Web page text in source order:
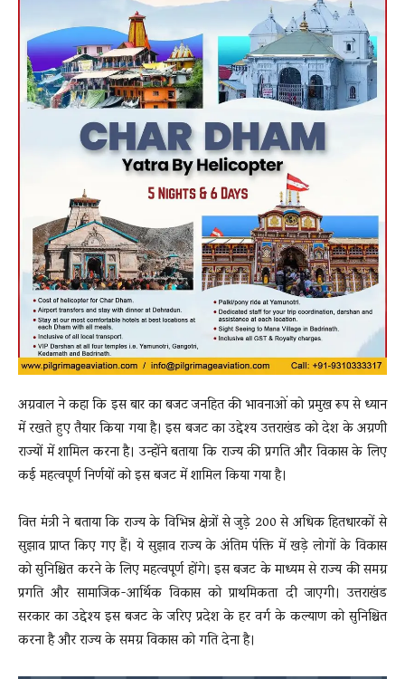
अग्रवाल ने कहा कि इस बार का बजट जनहित की भावनाओं को प्रमुख रूप से ध्यान
में रखते हुए तैयार किया गया है। इस बजट का उद्देश्य उत्तराखंड को देश के अग्रणी
राज्यों में शामिल करना है। उन्होंने बताया कि राज्य की प्रगति और विकास के लिए
कई महत्वपूर्ण निर्णयों को इस बजट में शामिल किया गया है।
वित्त मंत्री ने बताया कि राज्य के विभिन्न क्षेत्रों से जुड़े 200 से अधिक हितधारकों से
सुझाव प्राप्त किए गए हैं। ये सुझाव राज्य के अंतिम पंक्ति में खड़े लोगों के विकास
को सुनिश्चित करने के लिए महत्वपूर्ण होंगे। इस बजट के माध्यम से राज्य की समग्र
प्रगति और सामाजिक-आर्थिक विकास को प्राथमिकता दी जाएगी। उत्तराखंड
सरकार का उद्देश्य इस बजट के जरिए प्रदेश के हर वर्ग के कल्याण को सुनिश्चित
करना है और राज्य के समग्र विकास को गति देना है।